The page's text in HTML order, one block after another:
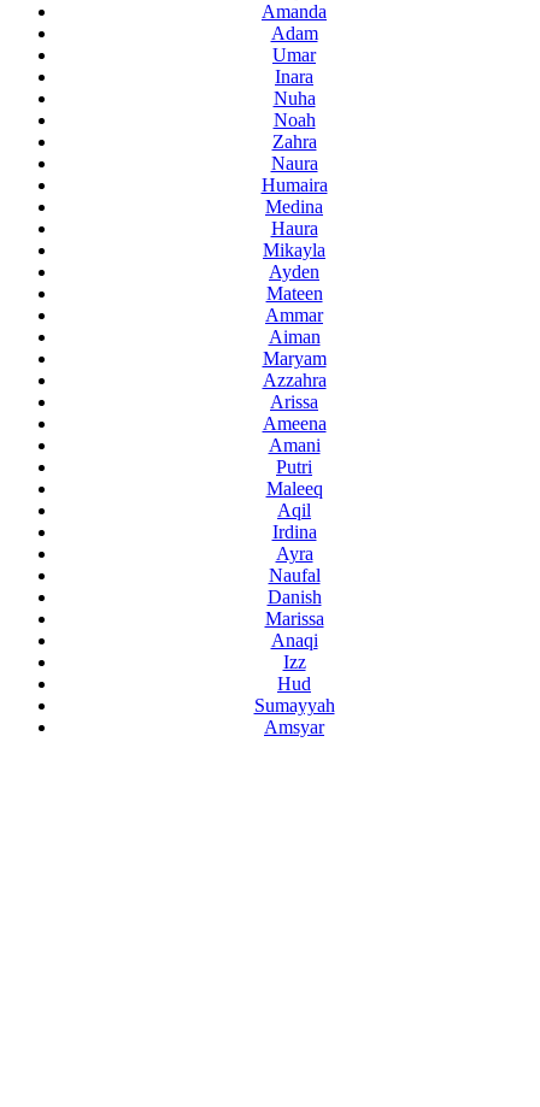
Amanda
Adam
Umar
Inara
Nuha
Noah
Zahra
Naura
Humaira
Medina
Haura
Mikayla
Ayden
Mateen
Ammar
Aiman
Maryam
Azzahra
Arissa
Ameena
Amani
Putri
Maleeq
Aqil
Irdina
Ayra
Naufal
Danish
Marissa
Anaqi
Izz
Hud
Sumayyah
Amsyar